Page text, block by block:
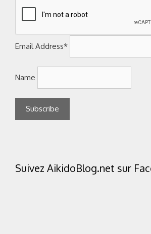
Email Address*
Name
Suivez AikidoBlog.net sur